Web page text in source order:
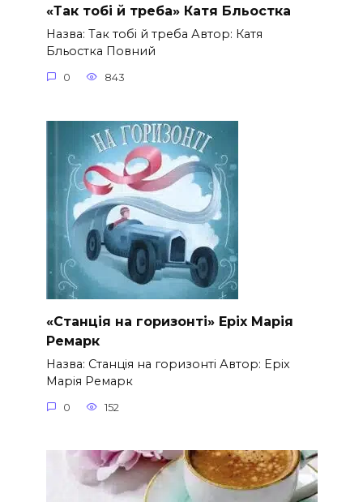
«Так тобі й треба» Катя Бльостка
Назва: Так тобі й треба Автор: Катя
Бльостка Повний
0 843
«Станція на горизонті» Еріх Марія
Ремарк
Назва: Станція на горизонті Автор: Еріх
Марія Ремарк
0 152